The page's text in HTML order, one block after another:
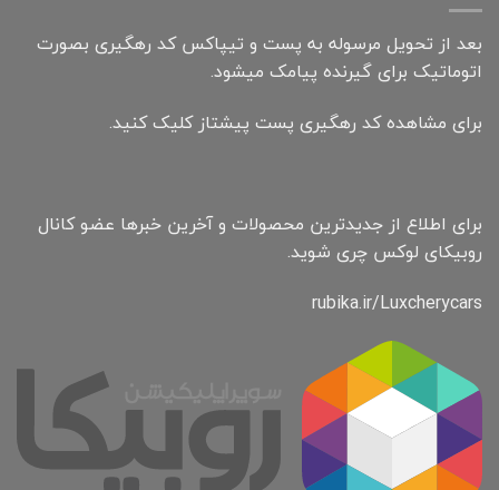
بعد از تحویل مرسوله به پست و تیپاکس کد رهگیری بصورت
اتوماتیک برای گیرنده پیامک میشود.
برای مشاهده کد رهگیری پست پیشتاز کلیک کنید.
برای اطلاع از جدیدترین محصولات و آخرین خبرها عضو کانال
روبیکای لوکس چری شوید.
rubika.ir/Luxcherycars